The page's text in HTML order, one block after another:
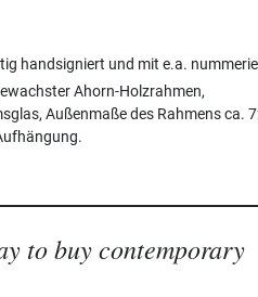
handsigniert und mit e.a.
Ahorn-Holzrahmen,
Außenmaße des Rahmens ca.
to buy contemporary